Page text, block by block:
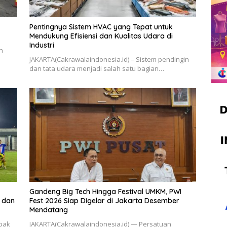
Pentingnya Sistem HVAC yang Tepat untuk
Mendukung Efisiensi dan Kualitas Udara di
Industri
JAKARTA(Cakrawalaindonesia.id) – Sistem pendingin
dan tata udara menjadi salah satu bagian…
dan
Gandeng Big Tech Hingga Festival UMKM, PWI
Fest 2026 Siap Digelar di Jakarta Desember
Mendatang
​JAKARTA(Cakrawalaindonesia.id) — Persatuan